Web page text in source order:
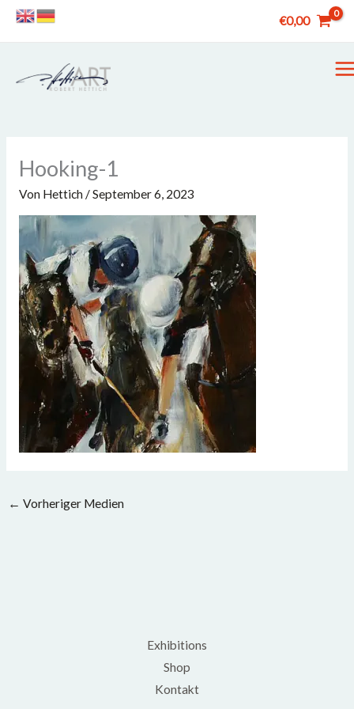
Zum
€0,00
Hooking-1
Von Hettich /September 6, 2023
← Vorheriger Medien
Exhibitions
Shop
Kontakt